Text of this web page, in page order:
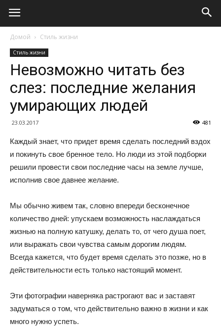
Домой Стиль жизни
Стиль жизни
Невозможно читать без
слез: последние желания
умирающих людей
23.03.2017 481
Каждый знает, что придет время сделать последний вздох
и покинуть свое бренное тело. Но люди из этой подборки
решили провести свои последние часы на земле лучше,
исполнив свое давнее желание.
Мы обычно живем так, словно впереди бесконечное
количество дней: упускаем возможность наслаждаться
жизнью на полную катушку, делать то, от чего душа поет,
или выражать свои чувства самым дорогим людям.
Всегда кажется, что будет время сделать это позже, но в
действительности есть только настоящий момент.
Эти фотографии наверняка растрогают вас и заставят
задуматься о том, что действительно важно в жизни и как
много нужно успеть.